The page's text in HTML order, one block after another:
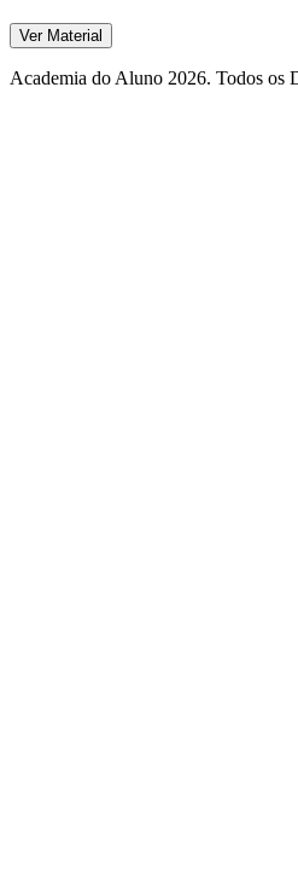
Ver Material
Academia do Aluno 2026. Todos os